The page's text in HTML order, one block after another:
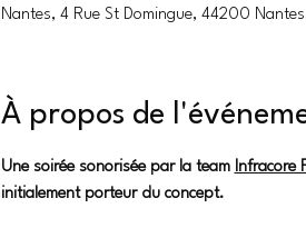
Nantes, 4 Rue St Domingue, 44200
À propos de
Une soirée sonorisée par la team Infracore
initialement porteur du concept.